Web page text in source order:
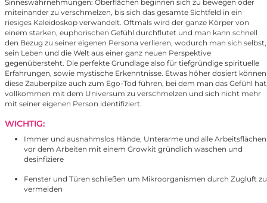
Sinneswahrnehmungen: Oberflächen beginnen sich zu bewegen oder
miteinander zu verschmelzen, bis sich das gesamte Sichtfeld in ein
riesiges Kaleidoskop verwandelt. Oftmals wird der ganze Körper von
einem starken, euphorischen Gefühl durchflutet und man kann schnell
den Bezug zu seiner eigenen Persona verlieren, wodurch man sich selbst,
sein Leben und die Welt aus einer ganz neuen Perspektive
gegenübersteht. Die perfekte Grundlage also für tiefgründige spirituelle
Erfahrungen, sowie mystische Erkenntnisse. Etwas höher dosiert können
diese Zauberpilze auch zum Ego-Tod führen, bei dem man das Gefühl
vollkommen mit dem Universum zu verschmelzen und sich nicht mehr
mit seiner eigenen Person identifiziert.
WICHTIG:
Immer und ausnahmslos Hände, Unterarme und alle Arbeitsflächen
vor dem Arbeiten mit einem Growkit gründlich waschen und
desinfiziere
Fenster und Türen schließen um Mikroorganismen durch Zugluft zu
vermeiden